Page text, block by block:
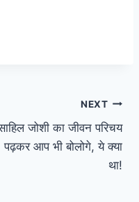
NEXT
जोशी का जीवन परिचय
पढ़कर आप भी बोलोगे, ये क्या
था!